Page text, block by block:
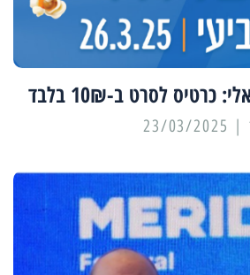
לסרט ב-10₪ בלבד